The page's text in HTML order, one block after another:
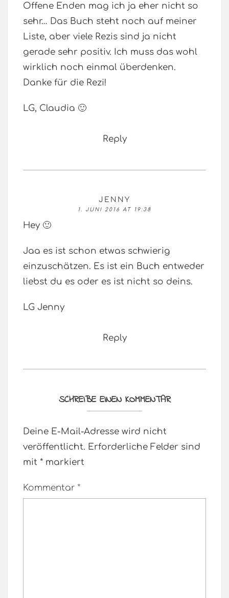
Offene Enden mag ich ja eher nicht so
sehr… Das Buch steht noch auf meiner
Liste, aber viele Rezis sind ja nicht
gerade sehr positiv. Ich muss das wohl
wirklich noch einmal überdenken.
Danke für die Rezi!
LG, Claudia 🙂
Reply
JENNY
1. JUNI 2016 AT 19:38
Hey 🙂
Jaa es ist schon etwas schwierig
einzuschätzen. Es ist ein Buch entweder
liebst du es oder es ist nicht so deins.
LG Jenny
Reply
SCHREIBE EINEN KOMMENTAR
Deine E-Mail-Adresse wird nicht
veröffentlicht. Erforderliche Felder sind
mit * markiert
Kommentar *